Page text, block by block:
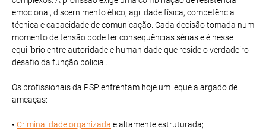
emocional, discernimento ético, agilidade física, competência
técnica e capacidade de comunicação. Cada decisão tomada num
momento de tensão pode ter consequências sérias e é nesse
equilíbrio entre autoridade e humanidade que reside o verdadeiro
desafio da função policial.
Os profissionais da PSP enfrentam hoje um leque alargado de
ameaças:
• Criminalidade organizada e altamente estruturada;